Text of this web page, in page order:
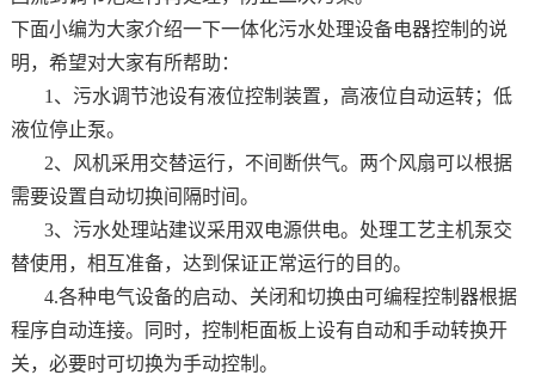
下面小编为大家介绍一下一体化污水处理设备电器控制的说
明，希望对大家有所帮助：
1、 污水调节池设有液位控制装置，高液位自动运转；低
液位停止泵。
2、风机采用交替运行，不间断供气。两个风扇可以根据
需要设置自动切换间隔时间。
3、污水处理站建议采用双电源供电。处理工艺主机泵交
替使用，相互准备，达到保证正常运行的目的。
4.各种电气设备的启动、关闭和切换由可编程控制器根据
程序自动连接。同时，控制柜面板上设有自动和手动转换开
关，必要时可切换为手动控制。